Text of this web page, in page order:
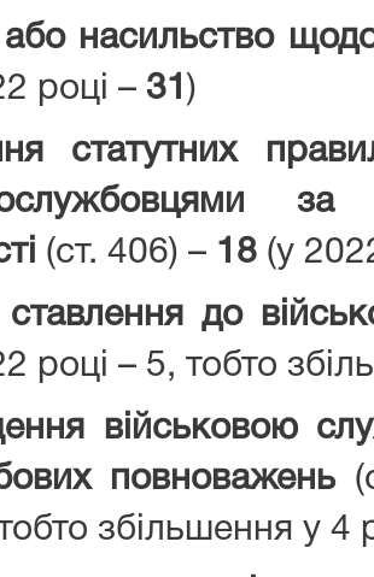
або насильство
році – 31 )
статутних
за
(ст. 406) – 18 (у
до
році – 5, тобто
військовою
повноважень
збільшення у 4